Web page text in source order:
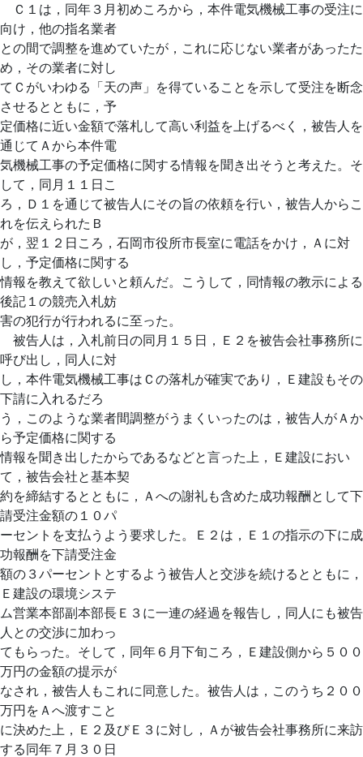
Ｃ１は，同年３月初めころから，本件電気機械工事の受注に
向け，他の指名業者
との間で調整を進めていたが，これに応じない業者があったた
め，その業者に対し
てＣがいわゆる「天の声」を得ていることを示して受注を断念
させるとともに，予
定価格に近い金額で落札して高い利益を上げるべく，被告人を
通じてＡから本件電
気機械工事の予定価格に関する情報を聞き出そうと考えた。そ
して，同月１１日こ
ろ，Ｄ１を通じて被告人にその旨の依頼を行い，被告人からこ
れを伝えられたＢ
が，翌１２日ころ，石岡市役所市長室に電話をかけ，Ａに対
し，予定価格に関する
情報を教えて欲しいと頼んだ。こうして，同情報の教示による
後記１の競売入札妨
害の犯行が行われるに至った。
被告人は，入札前日の同月１５日，Ｅ２を被告会社事務所に
呼び出し，同人に対
し，本件電気機械工事はＣの落札が確実であり，Ｅ建設もその
下請に入れるだろ
う，このような業者間調整がうまくいったのは，被告人がＡか
ら予定価格に関する
情報を聞き出したからであるなどと言った上，Ｅ建設におい
て，被告会社と基本契
約を締結するとともに，Ａへの謝礼も含めた成功報酬として下
請受注金額の１０パ
ーセントを支払うよう要求した。Ｅ２は，Ｅ１の指示の下に成
功報酬を下請受注金
額の３パーセントとするよう被告人と交渉を続けるとともに，
Ｅ建設の環境システ
ム営業本部副本部長Ｅ３に一連の経過を報告し，同人にも被告
人との交渉に加わっ
てもらった。そして，同年６月下旬ころ，Ｅ建設側から５００
万円の金額の提示が
なされ，被告人もこれに同意した。被告人は，このうち２００
万円をＡへ渡すこと
に決めた上，Ｅ２及びＥ３に対し，Ａが被告会社事務所に来訪
する同年７月３０日